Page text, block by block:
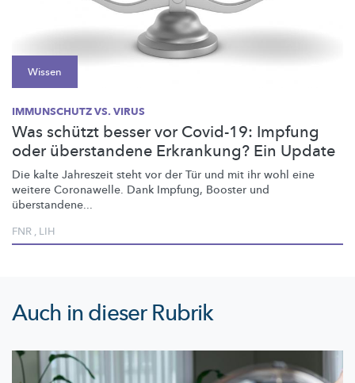
Wissen
IMMUNSCHUTZ VS. VIRUS
Was schützt besser vor Covid-19: Impfung
oder überstandene Erkrankung? Ein Update
Die kalte Jahreszeit steht vor der Tür und mit ihr wohl eine
weitere Coronawelle. Dank Impfung, Booster und
überstandene...
FNR , LIH
Auch in dieser Rubrik